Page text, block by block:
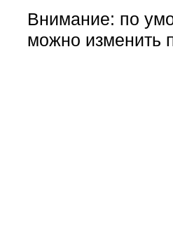
Внимание: по
можно изменить